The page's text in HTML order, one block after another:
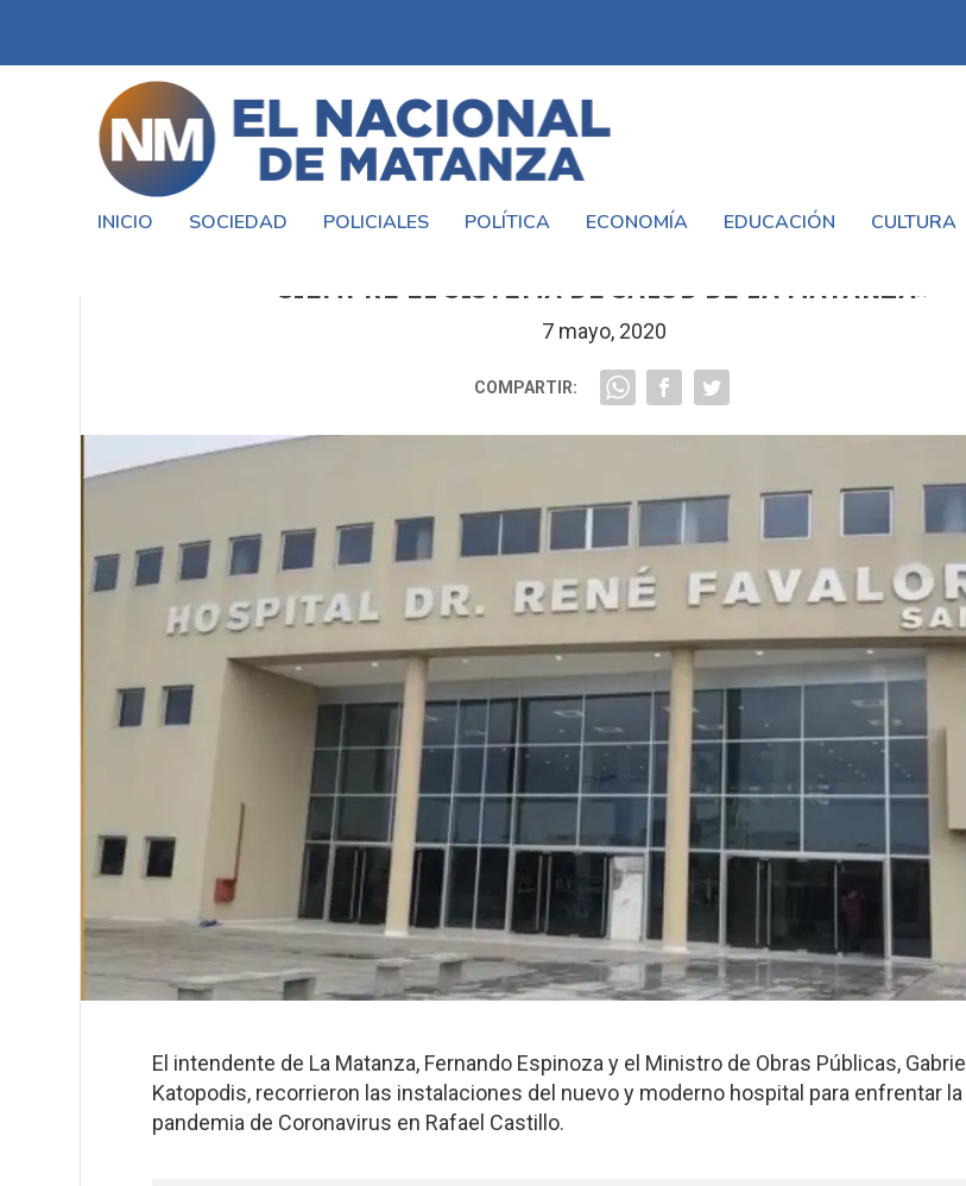
INICIO SOCIEDAD POLICIALES POLÍTICA ECONOMÍA EDUCACIÓN CULTURA
SIEMPRE EL SISTEMA DE SALUD DE LA MATANZA»
7 mayo, 2020
COMPARTIR:
El intendente de La Matanza, Fernando Espinoza y el Ministro de Obras Públicas, Gabriel
Katopodis, recorrieron las instalaciones del nuevo y moderno hospital para enfrentar la
pandemia de Coronavirus en Rafael Castillo.